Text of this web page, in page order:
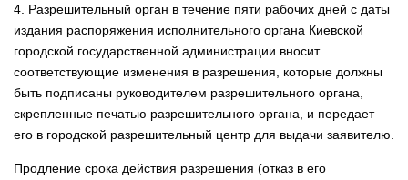
4. Разрешительный орган в течение пяти рабочих дней с даты
издания распоряжения исполнительного органа Киевской
городской государственной администрации вносит
соответствующие изменения в разрешения, которые должны
быть подписаны руководителем разрешительного органа,
скрепленные печатью разрешительного органа, и передает
его в городской разрешительный центр для выдачи заявителю.
Продление срока действия разрешения (отказ в его